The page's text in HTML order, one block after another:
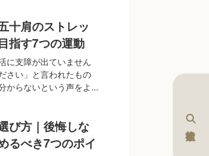
十肩のストレッ
指す7つの運動
に支障が出ていません
さい」と言われたもの
からないという声をよ...
び方｜後悔しな
るべき7つのポイ